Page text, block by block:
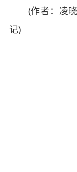
(作者：凌晓
记)